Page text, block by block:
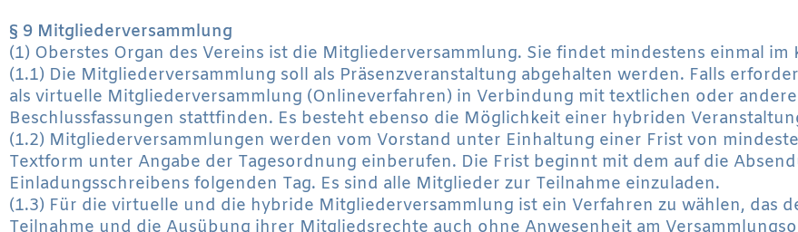
§ 9 Mitgliederversammlung
(1) Oberstes Organ des Vereins ist die Mitgliederversammlung. Sie findet mindestens einmal im
(1.1) Die Mitgliederversammlung soll als Präsenzveranstaltung abgehalten werden. Falls
als virtuelle Mitgliederversammlung (Onlineverfahren) in Verbindung mit textlichen oder
Beschlussfassungen stattfinden. Es besteht ebenso die Möglichkeit einer hybriden
(1.2) Mitgliederversammlungen werden vom Vorstand unter Einhaltung einer Frist von
Textform unter Angabe der Tagesordnung einberufen. Die Frist beginnt mit dem auf die
Einladungsschreibens folgenden Tag. Es sind alle Mitglieder zur Teilnahme einzuladen.
(1.3) Für die virtuelle und die hybride Mitgliederversammlung ist ein Verfahren zu wählen, das
Teilnahme und die Ausübung ihrer Mitgliedsrechte auch ohne Anwesenheit am